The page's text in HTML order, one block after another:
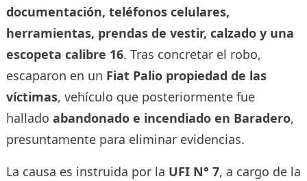
documentación, teléfonos celulares,
herramientas, prendas de vestir, calzado y una
escopeta calibre 16. Tras concretar el robo,
escaparon en un Fiat Palio propiedad de las
víctimas, vehículo que posteriormente fue
hallado abandonado e incendiado en Baradero,
presuntamente para eliminar evidencias.
La causa es instruida por la UFI N° 7, a cargo de la